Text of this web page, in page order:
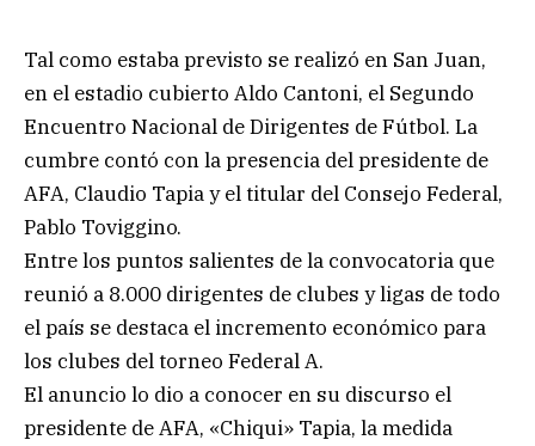
Tal como estaba previsto se realizó en San Juan,
en el estadio cubierto Aldo Cantoni, el Segundo
Encuentro Nacional de Dirigentes de Fútbol. La
cumbre contó con la presencia del presidente de
AFA, Claudio Tapia y el titular del Consejo Federal,
Pablo Toviggino.
Entre los puntos salientes de la convocatoria que
reunió a 8.000 dirigentes de clubes y ligas de todo
el país se destaca el incremento económico para
los clubes del torneo Federal A.
El anuncio lo dio a conocer en su discurso el
presidente de AFA, «Chiqui» Tapia, la medida